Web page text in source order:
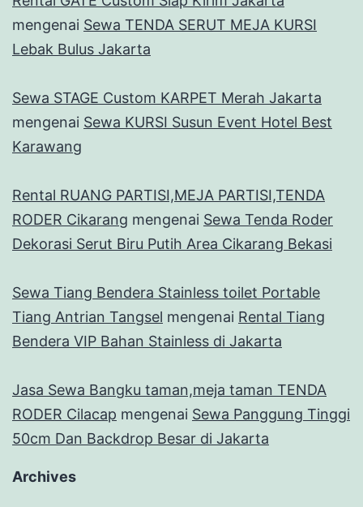
mengenai Sewa TENDA SERUT MEJA KURSI
Lebak Bulus Jakarta
Sewa STAGE Custom KARPET Merah Jakarta
mengenai Sewa KURSI Susun Event Hotel Best
Karawang
Rental RUANG PARTISI,MEJA PARTISI,TENDA
RODER Cikarang mengenai Sewa Tenda Roder
Dekorasi Serut Biru Putih Area Cikarang Bekasi
Sewa Tiang Bendera Stainless toilet Portable
Tiang Antrian Tangsel mengenai Rental Tiang
Bendera VIP Bahan Stainless di Jakarta
Jasa Sewa Bangku taman,meja taman TENDA
RODER Cilacap mengenai Sewa Panggung Tinggi
50cm Dan Backdrop Besar di Jakarta
Archives